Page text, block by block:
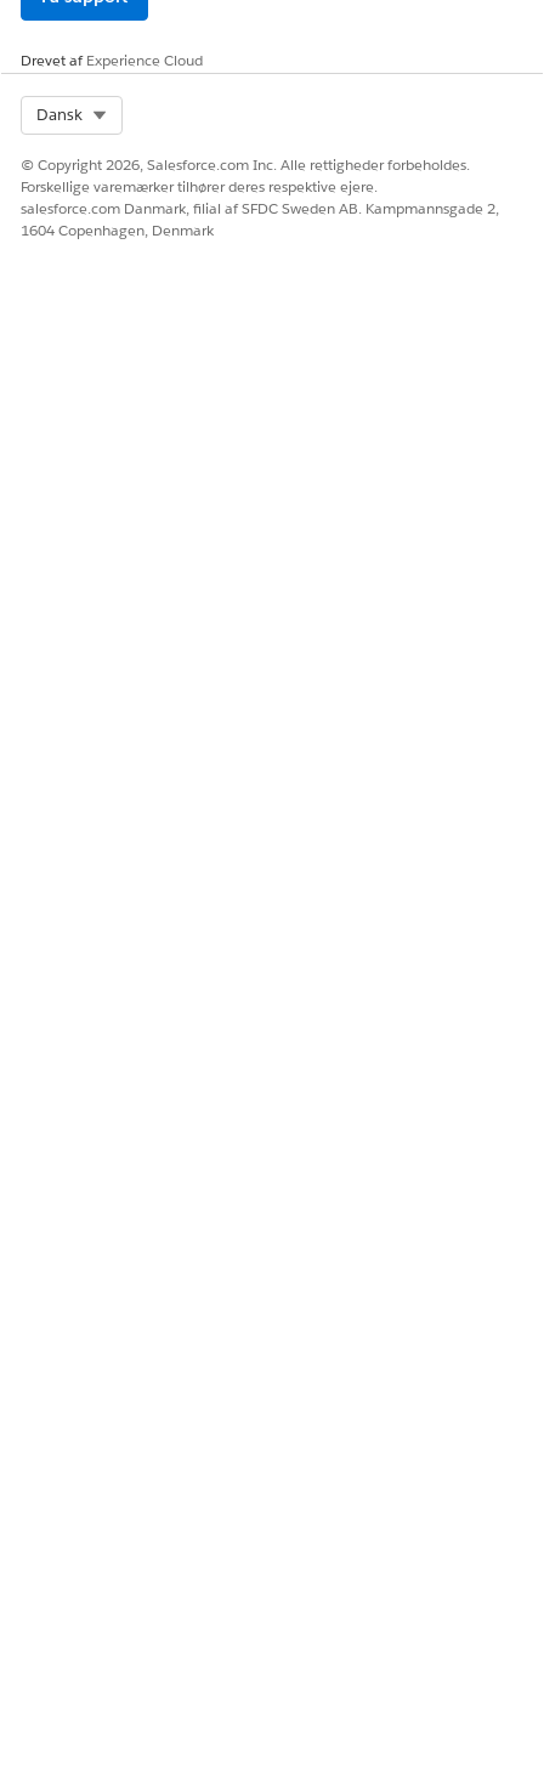
Drevet afExperience Cloud
Dansk
© Copyright 2026, Salesforce.com Inc. Alle rettigheder forbeholdes.
Forskellige varemærker tilhører deres respektive ejere.
salesforce.com Danmark, filial af SFDC Sweden AB. Kampmannsgade 2,
1604 Copenhagen, Denmark